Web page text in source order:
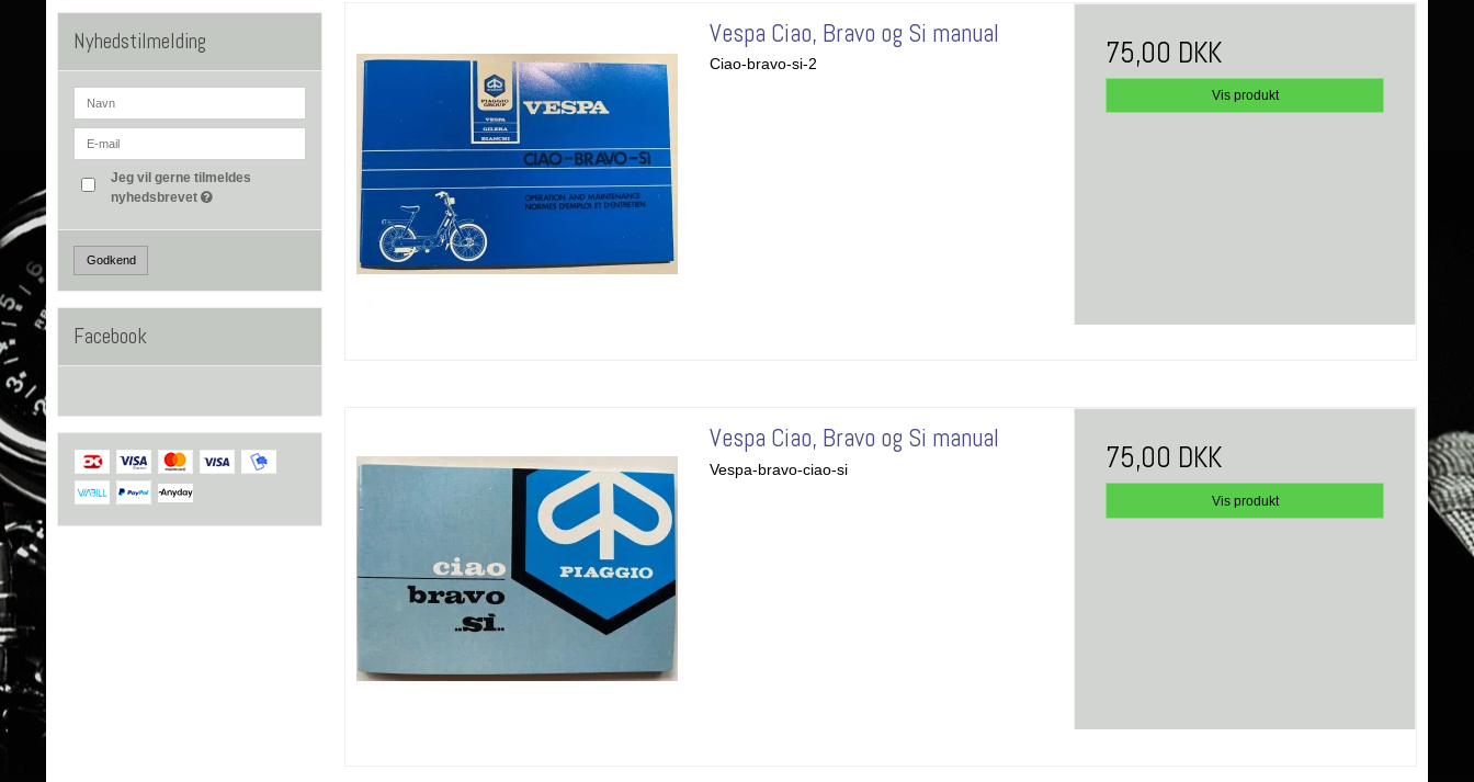
Nyhedstilmelding
Jeg vil gerne tilmeldes
nyhedsbrevet
Godkend
Facebook
Vespa Ciao, Bravo og Si manual
Ciao-bravo-si-2 75,00 DKK
Vis produkt
Vespa Ciao, Bravo og Si manual
Vespa-bravo-ciao-si 75,00 DKK
Vis produkt